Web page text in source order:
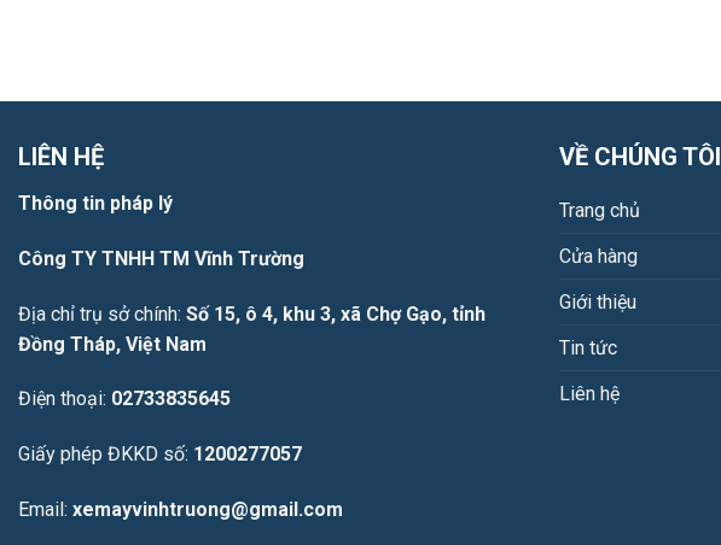
LIÊN HỆ
Thông tin pháp lý
Công TY TNHH TM Vĩnh Trường
Địa chỉ trụ sở chính: Số 15, ô 4, khu 3, xã Chợ Gạo, tỉnh
Đồng Tháp, Việt Nam
Điện thoại: 02733835645
Giấy phép ĐKKD số: 1200277057
Email: xemayvinhtruong@gmail.com
VỀ CHÚNG TÔI
Trang chủ
Cửa hàng
Giới thiệu
Tin tức
Liên hệ